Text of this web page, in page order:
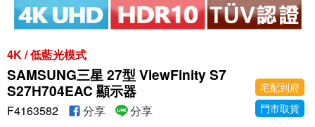
4K / 低藍光模式
SAMSUNG三星 27型 ViewFinity S7
S27H704EAC 顯示器
宅配到府
門市取貨
F4163582 分享 分享